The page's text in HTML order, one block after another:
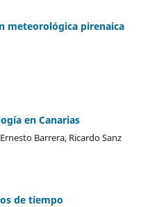
meteorológica pirenaica
en Canarias
Barrera, Ricardo Sanz
de tiempo